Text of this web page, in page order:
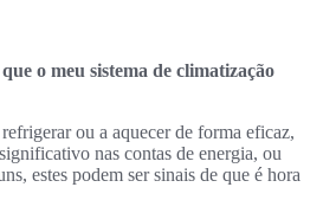
o meu sistema de climatização
refrigerar ou a aquecer de forma eficaz,
nas contas de energia, ou
estes podem ser sinais de que é hora